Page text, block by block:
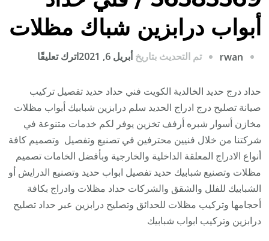
أبواب درابزين شباك مظلات
rwan تم التحديث بتاريخأبريل 6, 2021 اترك تعليقًا
درج
حديد
الخالدية
/
فني
حداد
حداد درج حديد الخالدية الكويت فني حداد حديد تفصيل تركيب
صيانة تصليح درج ادراج الحديد سلم درابزين شبابيك أبواب مظلات
مخازن أسوار شبره أرفف تخزين يوفر لكم خدمات متنوعة في
شركتنا من خلال فنيين محترفين في تصنيع وتفصيل وتصميم كافة
أنواع الادراج المعلقة الداخلية والخارجية وبأفضل الخامات تصميم
مظلات وتصنيع شبابيك حديد تفصيل ابواب حديد وتصنيع الدرايش أو
الشبابيك للفلل والشقق والشركات حداد مظلات وادراج بكافة
أحجامها وتركيب مظلات للحدائق وتصليح درابزين عبر حداد تصليح
درابزين وتركيب ابواب شبابيك